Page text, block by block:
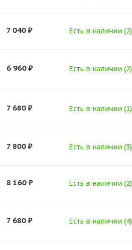
7 040 ₽ Есть в наличии (2)
6 960 ₽ Есть в наличии (2)
7 680 ₽ Есть в наличии (1)
7 800 ₽ Есть в наличии (3)
8 160 ₽ Есть в наличии (2)
7 680 ₽ Есть в наличии (4)